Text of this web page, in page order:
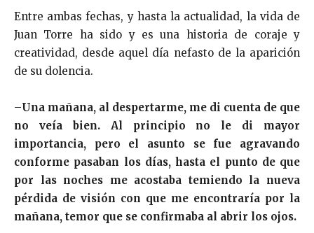
Entre ambas fechas, y hasta la actualidad, la vida de
Juan Torre ha sido y es una historia de coraje y
creatividad, desde aquel día nefasto de la aparición
de su dolencia.
–Una mañana, al despertarme, me di cuenta de que
no veía bien. Al principio no le di mayor
importancia, pero el asunto se fue agravando
conforme pasaban los días, hasta el punto de que
por las noches me acostaba temiendo la nueva
pérdida de visión con que me encontraría por la
mañana, temor que se confirmaba al abrir los ojos.